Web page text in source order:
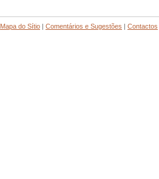
Mapa do Sítio | Comentários e Sugestões | Contactos